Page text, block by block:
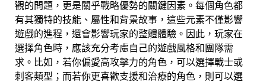
觀的問題，更是關乎戰略優勢的關鍵因素。每個角色都
有其獨特的技能、屬性和背景故事，這些元素不僅影響
遊戲的進程，還會影響玩家的整體體驗。因此，玩家在
選擇角色時，應該充分考慮自己的遊戲風格和團隊需
求。比如，若你偏愛高攻擊力的角色，可以選擇戰士或
刺客類型；而若你更喜歡支援和治療的角色，則可以選